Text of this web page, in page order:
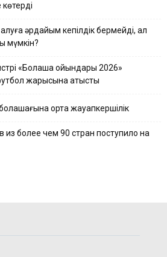
әрдайым кепілдік бермейді, ал
мүмкін?
«Болашақ ойындары 2026»
жарысына қатысты
ортақ жауапкершілік
более чем 90 стран поступило на